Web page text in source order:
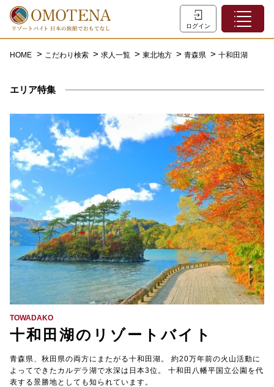
ログイン
ホーム
主な職種
初めての方へ
お問い合わせ
よくあるご質問
会員登録
LINEでログイン
0120-932-959
【TEL受付】9:30～18:00 土日・祝日定休
HOME こだわり検索 求人一覧 東北地方 青森県 十和田湖
エリア特集
TOWADAKO
十和田湖のリゾートバイト
青森県、秋田県の両方にまたがる十和田湖。 約20万年前の火山活動に
よってできたカルデラ湖で水深は日本3位。 十和田八幡平国立公園を代
表する景勝地としても知られています。